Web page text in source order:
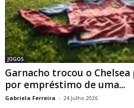
JOGOS
Garnacho trocou o
por empréstimo de uma...
Gabriela Ferreira - 24 Julho 2026